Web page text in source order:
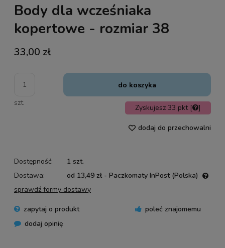
Body dla wcześniaka
kopertowe - rozmiar 38
33,00 zł
szt.
do koszyka
Zyskujesz 33 pkt [ ]
dodaj do przechowalni
Dostępność:
1 szt.
Dostawa:
od 13,49 zł - Paczkomaty InPost (Polska)
sprawdź formy dostawy
zapytaj o produkt
poleć znajomemu
dodaj opinię